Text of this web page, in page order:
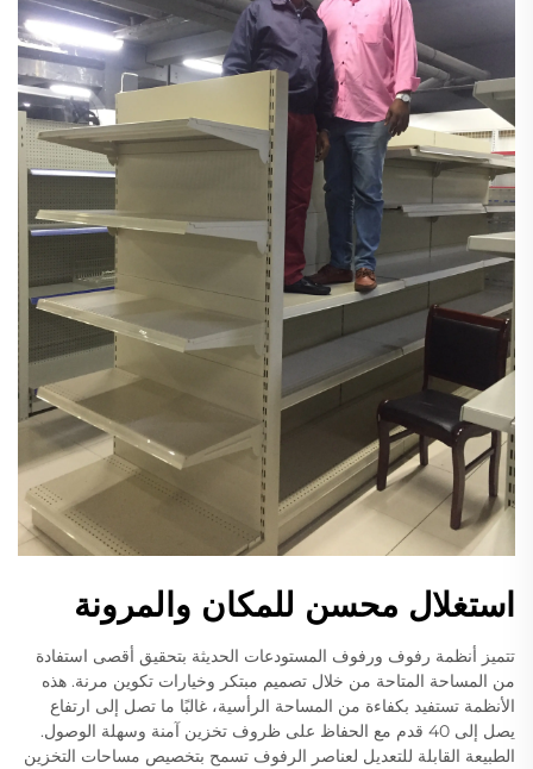
استغلال محسن للمكان والمرونة
تتميز أنظمة رفوف ورفوف المستودعات الحديثة بتحقيق أقصى استفادة
من المساحة المتاحة من خلال تصميم مبتكر وخيارات تكوين مرنة. هذه
الأنظمة تستفيد بكفاءة من المساحة الرأسية، غالبًا ما تصل إلى ارتفاع
يصل إلى 40 قدم مع الحفاظ على ظروف تخزين آمنة وسهلة الوصول.
الطبيعة القابلة للتعديل لعناصر الرفوف تسمح بتخصيص مساحات التخزين